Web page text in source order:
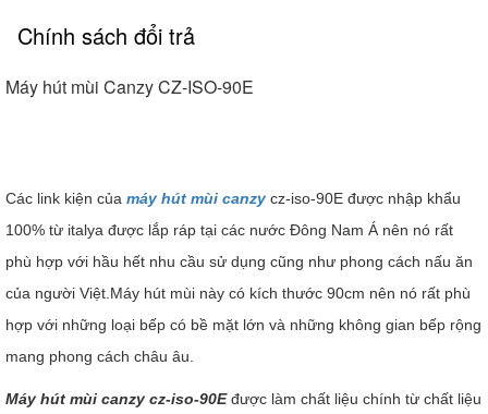
Chính sách đổi trả
Máy hút mùi Canzy CZ-ISO-90E
Các link kiện của máy hút mùi canzy cz-iso-90E được nhập khẩu
100% từ italya được lắp ráp tại các nước Đông Nam Á nên nó rất
phù hợp với hầu hết nhu cầu sử dụng cũng như phong cách nấu ăn
của người Việt.Máy hút mùi này có kích thước 90cm nên nó rất phù
hợp với những loại bếp có bề mặt lớn và những không gian bếp rộng
mang phong cách châu âu.
Máy hút mùi canzy cz-iso-90Eđược làm chất liệu chính từ chất liệu